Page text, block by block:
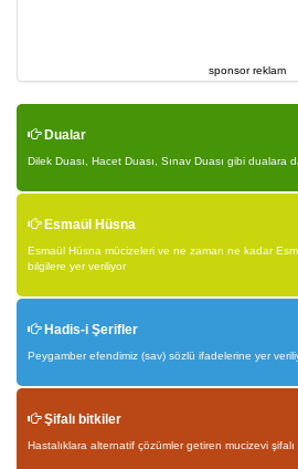
sponsor reklam
Dualar
Dilek Duası, Hacet Duası, Sınav Duası gibi dualara
Esmaül Hüsna
Esmaül Hüsna mücizeleri ve ne zaman ne kadar
bilgilere yer veriliyor
Hadis-i Şerifler
Peygamber efendimiz (sav) sözlü ifadelerine yer
Şifalı bitkiler
Hastalıklara alternatif çözümler getiren mucizevi